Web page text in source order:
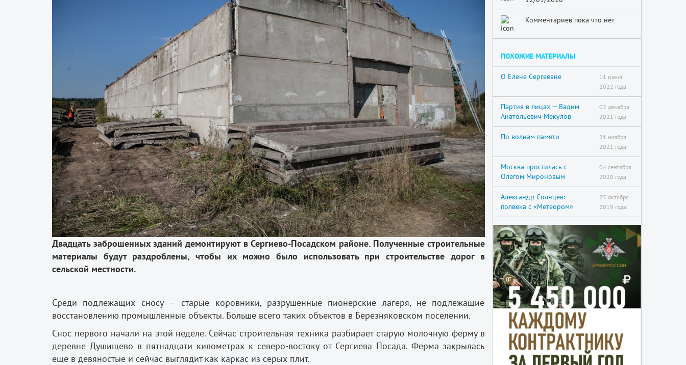
Двадцать заброшенных зданий демонтируют в Сергиево-Посадском районе. Полученные строительные
материалы будут раздроблены, чтобы их можно было использовать при строительстве дорог в
сельской местности.
Среди подлежащих сносу — старые коровники, разрушенные пионерские лагеря, не подлежащие
восстановлению промышленные объекты. Больше всего таких объектов в Березняковском поселении.
Снос первого начали на этой неделе. Сейчас строительная техника разбирает старую молочную ферму в
деревне Душищево в пятнадцати километрах к северо-востоку от Сергиева Посада. Ферма закрылась
ещё в девяностые и сейчас выглядит как каркас из серых плит.
Комментариев пока что нет
ПОХОЖИЕ МАТЕРИАЛЫ
О Елене Сергеевне
11 июня
2022 года
Партия в лицах — Вадим
Анатольевич Мекулов
02 декабря
2021 года
По волнам памяти
21 ноября
2021 года
Москва простилась с
Олегом Мироновым
04 сентября
2020 года
Александр Солнцев:
полвека с «Метеором»
25 октября
2019 года